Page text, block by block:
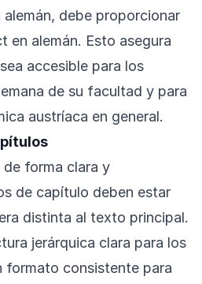
debe proporcionar
en alemán. Esto asegura
accesible para los
de su facultad y para
austríaca en general.
forma clara y
de capítulo deben estar
distinta al texto principal.
jerárquica clara para los
formato consistente para